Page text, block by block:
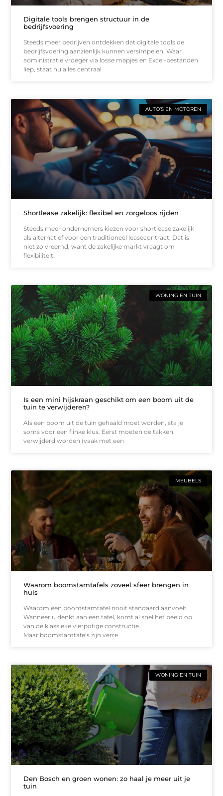
Digitale tools brengen structuur in de
bedrijfsvoering
Steeds meer bedrijven ontdekken dat digitale tools de
bedrijfsvoering aanzienlijk kunnen versimpelen. Waar
administratie vroeger via losse mapjes en Excel-bestanden
liep, staat nu alles centraal
AUTO’S EN MOTOREN
Shortlease zakelijk: flexibel en zorgeloos rijden
Steeds meer ondernemers kiezen voor shortlease zakelijk
als alternatief voor een traditioneel leasecontract. Dat is
niet zo vreemd, want de zakelijke markt vraagt om
flexibiliteit.
WONING EN TUIN
Is een mini hijskraan geschikt om een boom uit de
tuin te verwijderen?
Als een boom uit de tuin gehaald moet worden, sta je
soms voor een flinke klus. Eerst moeten de takken
verwijderd worden (vaak met een
MEUBELS
Waarom boomstamtafels zoveel sfeer brengen in
huis
Waarom een boomstamtafel nooit standaard aanvoelt
Wanneer u denkt aan een tafel, komt al snel het beeld op
van de klassieke vierpotige constructie.
Maar boomstamtafels zijn verre
WONING EN TUIN
Den Bosch en groen wonen: zo haal je meer uit je
tuin